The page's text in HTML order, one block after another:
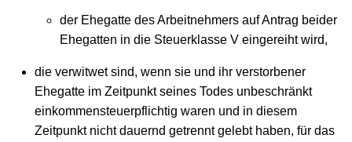
der Ehegatte des Arbeitnehmers auf Antrag beider
Ehegatten in die Steuerklasse V eingereiht wird,
die verwitwet sind, wenn sie und ihr verstorbener
Ehegatte im Zeitpunkt seines Todes unbeschränkt
einkommensteuerpflichtig waren und in diesem
Zeitpunkt nicht dauernd getrennt gelebt haben, für das